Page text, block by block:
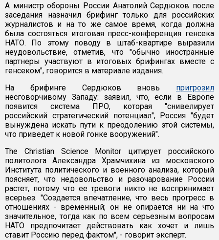
А министр обороны России Анатолий Сердюков после
заседания назначил брифинг только для российских
журналистов и на то же самое время, когда должна
была состояться итоговая пресс-конференция генсека
НАТО. По этому поводу в штаб-квартире выразили
неудовольствие, отметив, что "обычно иностранные
партнеры участвуют в итоговых брифингах вместе с
генсеком", говорится в материале издания.
На брифинге Сердюков вновь пригрозил
несговорчивому Западу: заявил, что, если в Европе
появится система ПРО, которая "снивелирует
российский стратегический потенциал", Россия "будет
вынуждена искать пути к преодолению этой системы,
что приведет к новой гонке вооружений".
The Christian Science Monitor цитирует российского
политолога Александра Храмчихина из московского
Института политического и военного анализа, который
поясняет, что недовольство и разочарование России
растет, потому что ее тревоги никто не воспринимает
всерьез. "Создается впечатление, что весь прогресс в
отношениях - временный; он не опирается ни на что
значительное, тогда как по всем серьезным вопросам
НАТО предпочитает действовать как хочет и лишь
ставит Россию перед фактом", - говорит эксперт.